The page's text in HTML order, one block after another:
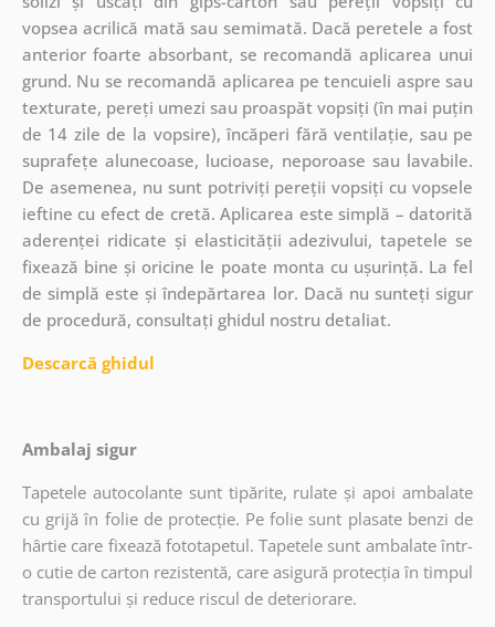
vopsea acrilică mată sau semimată. Dacă peretele a fost
anterior foarte absorbant, se recomandă aplicarea unui
grund. Nu se recomandă aplicarea pe tencuieli aspre sau
texturate, pereți umezi sau proaspăt vopsiți (în mai puțin
de 14 zile de la vopsire), încăperi fără ventilație, sau pe
suprafețe alunecoase, lucioase, neporoase sau lavabile.
De asemenea, nu sunt potriviți pereții vopsiți cu vopsele
ieftine cu efect de cretă. Aplicarea este simplă – datorită
aderenței ridicate și elasticității adezivului, tapetele se
fixează bine și oricine le poate monta cu ușurință. La fel
de simplă este și îndepărtarea lor. Dacă nu sunteți sigur
de procedură, consultați ghidul nostru detaliat.
Descarcă ghidul
Ambalaj sigur
Tapetele autocolante sunt tipărite, rulate și apoi ambalate
cu grijă în folie de protecție. Pe folie sunt plasate benzi de
hârtie care fixează fototapetul. Tapetele sunt ambalate într-
o cutie de carton rezistentă, care asigură protecția în timpul
transportului și reduce riscul de deteriorare.